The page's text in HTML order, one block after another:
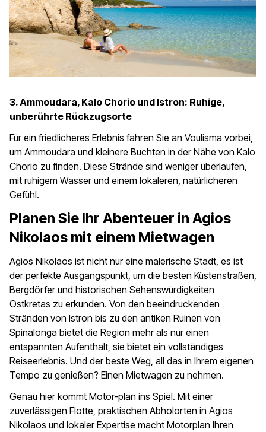
3. Ammoudara, Kalo Chorio und Istron: Ruhige,
unberührte Rückzugsorte
Für ein friedlicheres Erlebnis fahren Sie an Voulisma vorbei,
um Ammoudara und kleinere Buchten in der Nähe von Kalo
Chorio zu finden. Diese Strände sind weniger überlaufen,
mit ruhigem Wasser und einem lokaleren, natürlicheren
Gefühl.
Planen Sie Ihr Abenteuer in Agios
Nikolaos mit einem Mietwagen
Agios Nikolaos ist nicht nur eine malerische Stadt, es ist
der perfekte Ausgangspunkt, um die besten Küstenstraßen,
Bergdörfer und historischen Sehenswürdigkeiten
Ostkretas zu erkunden. Von den beeindruckenden
Stränden von Istron bis zu den antiken Ruinen von
Spinalonga bietet die Region mehr als nur einen
entspannten Aufenthalt, sie bietet ein vollständiges
Reiseerlebnis. Und der beste Weg, all das in Ihrem eigenen
Tempo zu genießen? Einen Mietwagen zu nehmen.
Genau hier kommt Motor-plan ins Spiel. Mit einer
zuverlässigen Flotte, praktischen Abholorten in Agios
Nikolaos und lokaler Expertise macht Motorplan Ihren